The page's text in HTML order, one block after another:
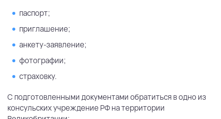
паспорт;
приглашение;
анкету-заявление;
фотографии;
страховку.
С подготовленными документами обратиться в одно из
консульских учреждение РФ на территории